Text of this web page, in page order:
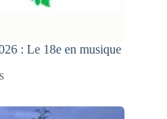
: Le 18e en musique